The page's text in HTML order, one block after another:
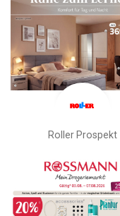
Roller Prospekt